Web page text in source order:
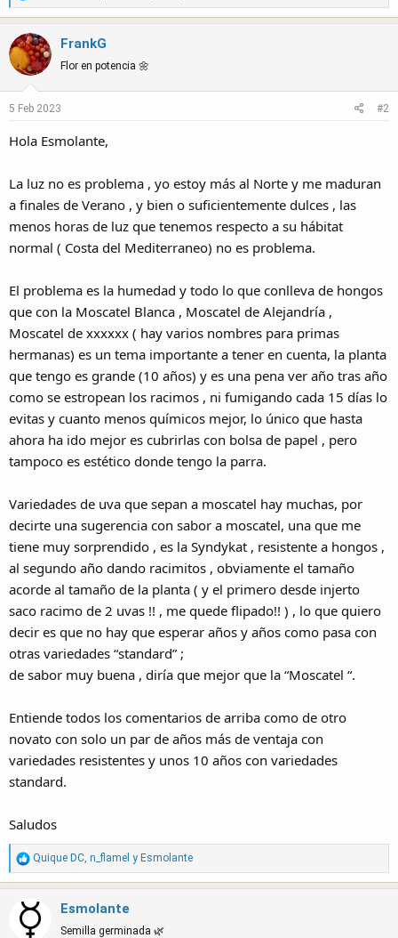
e
c
t
i
o
n
:
FrankG
Flor en potencia 🌼
5 Feb 2023 #2
Hola Esmolante,
La luz no es problema , yo estoy más al Norte y me maduran
a finales de Verano , y bien o suficientemente dulces , las
menos horas de luz que tenemos respecto a su hábitat
normal ( Costa del Mediterraneo) no es problema.
El problema es la humedad y todo lo que conlleva de hongos
que con la Moscatel Blanca , Moscatel de Alejandría ,
Moscatel de xxxxxx ( hay varios nombres para primas
hermanas) es un tema importante a tener en cuenta, la planta
que tengo es grande (10 años) y es una pena ver año tras año
como se estropean los racimos , ni fumigando cada 15 días lo
evitas y cuanto menos químicos mejor, lo único que hasta
ahora ha ido mejor es cubrirlas con bolsa de papel , pero
tampoco es estético donde tengo la parra.
Variedades de uva que sepan a moscatel hay muchas, por
decirte una sugerencia con sabor a moscatel, una que me
tiene muy sorprendido , es la Syndykat , resistente a hongos ,
al segundo año dando racimitos , obviamente el tamaño
acorde al tamaño de la planta ( y el primero desde injerto
saco racimo de 2 uvas !! , me quede flipado!! ) , lo que quiero
decir es que no hay que esperar años y años como pasa con
otras variedades “standard” ;
de sabor muy buena , diría que mejor que la “Moscatel “.
Entiende todos los comentarios de arriba como de otro
novato con solo un par de años más de ventaja con
variedades resistentes y unos 10 años con variedades
standard.
Saludos
R
e
c
t
Quique DC, n_flamel y Esmolante
Esmolante
Semilla germinada 🌿